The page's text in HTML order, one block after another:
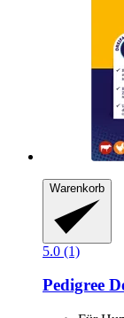
Warenkorb
5.0 (1)
Pedigree